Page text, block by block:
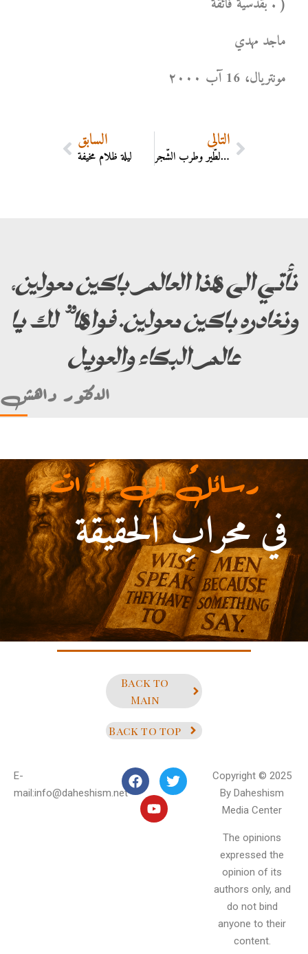
ماجد مهدي
مونتریال، 16 آب ۲۰۰۰
السابق
ليلة ظلام مخيفة
التالي
هلّل الطّير وطرب الشّجر
نأتي الى هذا العالم باكين معولين،
ونغادره باكين معولين. فواها” لك يا
عالم البكاء والعويل
الدكتور داهش
في محرابِ الحقيقة
علي بن أبي طالب)
رسائلٌ الى الذَّ ات
Back to
Main
Back to top
E-
mail:info@daheshism.net
Copyright © 2025
By Daheshism
Media Center
The opinions
expressed the
opinion of its
authors only, and
do not bind
anyone to their
content.